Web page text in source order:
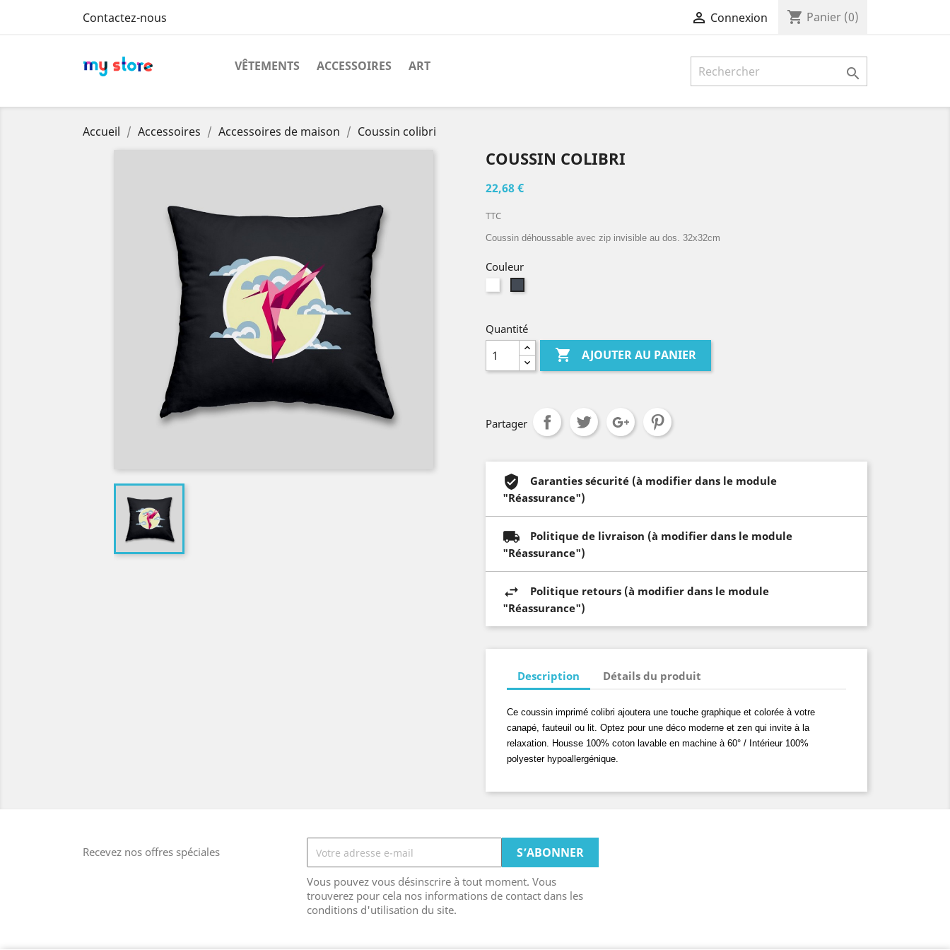
Contactez-nous  Connexion shopping_cart Panier (0)
VÊTEMENTS ACCESSOIRES ART 
Accueil Accessoires Accessoires de maison Coussin colibri
COUSSIN COLIBRI
22,68 €
TTC
Coussin déhoussable avec zip invisible au dos. 32x32cm
Couleur
Quantité
 AJOUTER AU PANIER
Partager
Garanties sécurité (à modifier dans le module
"Réassurance")
Politique de livraison (à modifier dans le module
"Réassurance")
Politique retours (à modifier dans le module
"Réassurance")
Description Détails du produit
Ce coussin imprimé colibri ajoutera une touche graphique et colorée à votre
canapé, fauteuil ou lit. Optez pour une déco moderne et zen qui invite à la
relaxation. Housse 100% coton lavable en machine à 60° / Intérieur 100%
polyester hypoallergénique.
Recevez nos offres spéciales
Vous pouvez vous désinscrire à tout moment. Vous
trouverez pour cela nos informations de contact dans les
conditions d'utilisation du site.